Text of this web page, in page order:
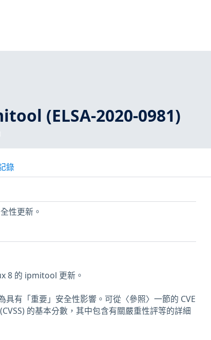
(ELSA-2020-0981)
錄
性更新。
8 的 ipmitool 更新。
有「重要」安全性影響。可從〈參照〉一節的 CVE
的基本分數，其中包含有關嚴重性評等的詳細